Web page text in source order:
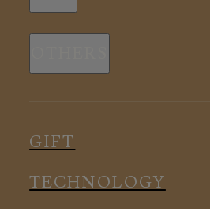
スリープウェア
ルームウェア
アクセサリー
新商品
ルームウェア
アクセサリー
GIFT
TECHNOLOGY